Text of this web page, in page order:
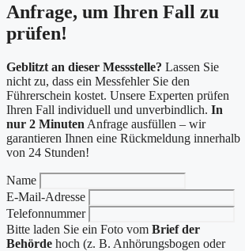
Anfrage, um Ihren Fall zu
prüfen!
Geblitzt an dieser Messstelle? Lassen Sie
nicht zu, dass ein Messfehler Sie den
Führerschein kostet. Unsere Experten prüfen
Ihren Fall individuell und unverbindlich. In
nur 2 Minuten Anfrage ausfüllen – wir
garantieren Ihnen eine Rückmeldung innerhalb
von 24 Stunden!
Name
E-Mail-Adresse
Telefonnummer
Bitte laden Sie ein Foto vom Brief der
Behörde hoch (z. B. Anhörungsbogen oder